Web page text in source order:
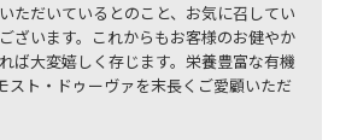
ただいているとのこと、お気に召してい
ざいます。これからもお客様のお健やか
ば大変嬉しく存じます。栄養豊富な有機
スト・ドゥーヴァを末長くご愛顧いただ